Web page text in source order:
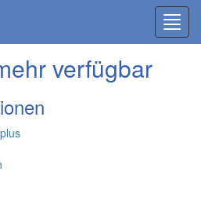
verfügbar